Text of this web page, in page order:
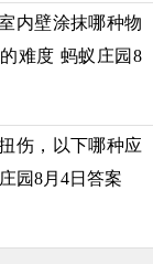
内壁涂抹哪种物
难度 蚂蚁庄园8
伤，以下哪种应
园8月4日答案